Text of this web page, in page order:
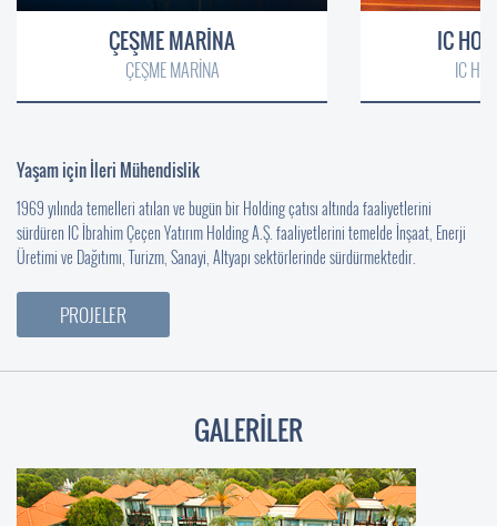
ÇEŞME MARİNA
ÇEŞME MARİNA
IC
IC
Yaşam için İleri Mühendislik
1969 yılında temelleri atılan ve bugün bir Holding çatısı altında faaliyetlerini
sürdüren IC İbrahim Çeçen Yatırım Holding A.Ş. faaliyetlerini temelde İnşaat, Enerji
Üretimi ve Dağıtımı, Turizm, Sanayi, Altyapı sektörlerinde sürdürmektedir.
PROJELER
GALERİLER